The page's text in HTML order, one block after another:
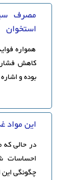
مصرف
استخوان
همواره
کاهش
بوده و
این مواد
در حالی
احساسات
چگونگی این